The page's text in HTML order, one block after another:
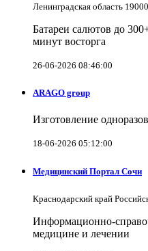
Ленинградская область
Батареи салютов до
минут восторга
26-06-2026 08:46:00
ARAGO group
Изготовление
18-06-2026 05:12:00
Медицинский Портал Сочи
Краснодарский край
Информационно-
медицине и лечении